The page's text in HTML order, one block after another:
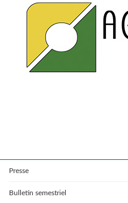
Presse
Bulletin semestriel